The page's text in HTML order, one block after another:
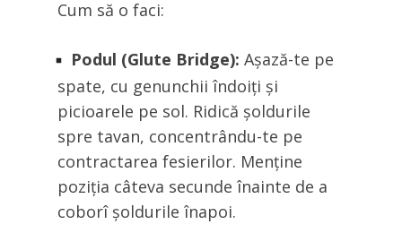
Cum să o faci:
Podul (Glute Bridge): Așază-te pe
spate, cu genunchii îndoiți și
picioarele pe sol. Ridică șoldurile
spre tavan, concentrându-te pe
contractarea fesierilor. Menține
poziția câteva secunde înainte de a
coborî șoldurile înapoi.